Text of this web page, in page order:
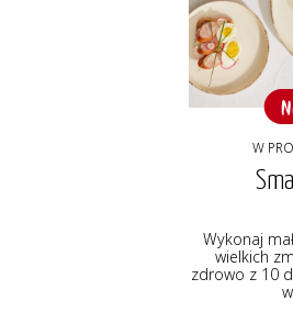
W
Wykonaj
wielkich
zdrowo z 10